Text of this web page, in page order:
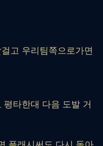
고 우리팀쪽으로가면
타한대 다음 도발 거